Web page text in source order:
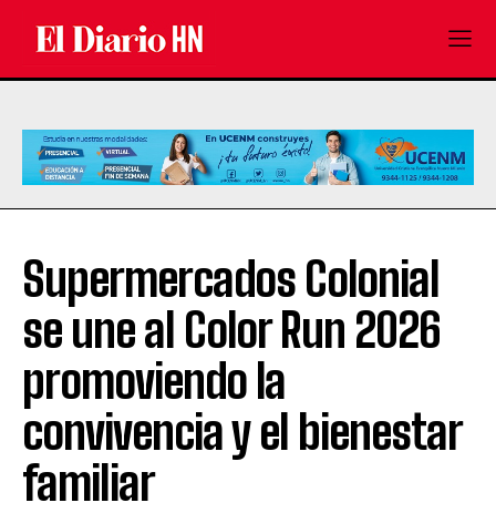
Supermercados Colonial
se une al Color Run 2026
promoviendo la
convivencia y el bienestar
familiar